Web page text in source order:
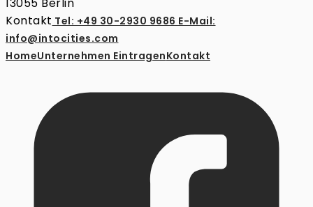
Kontakt Tel: +49 30-2930 9686 E-Mail:
info@intocities.com
HomeUnternehmen EintragenKontakt